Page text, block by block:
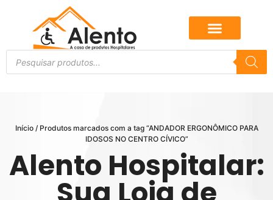
Início/ Produtos marcados com a tag “ANDADOR ERGONÔMICO PARA
IDOSOS NO CENTRO CÍVICO”
Alento Hospitalar: